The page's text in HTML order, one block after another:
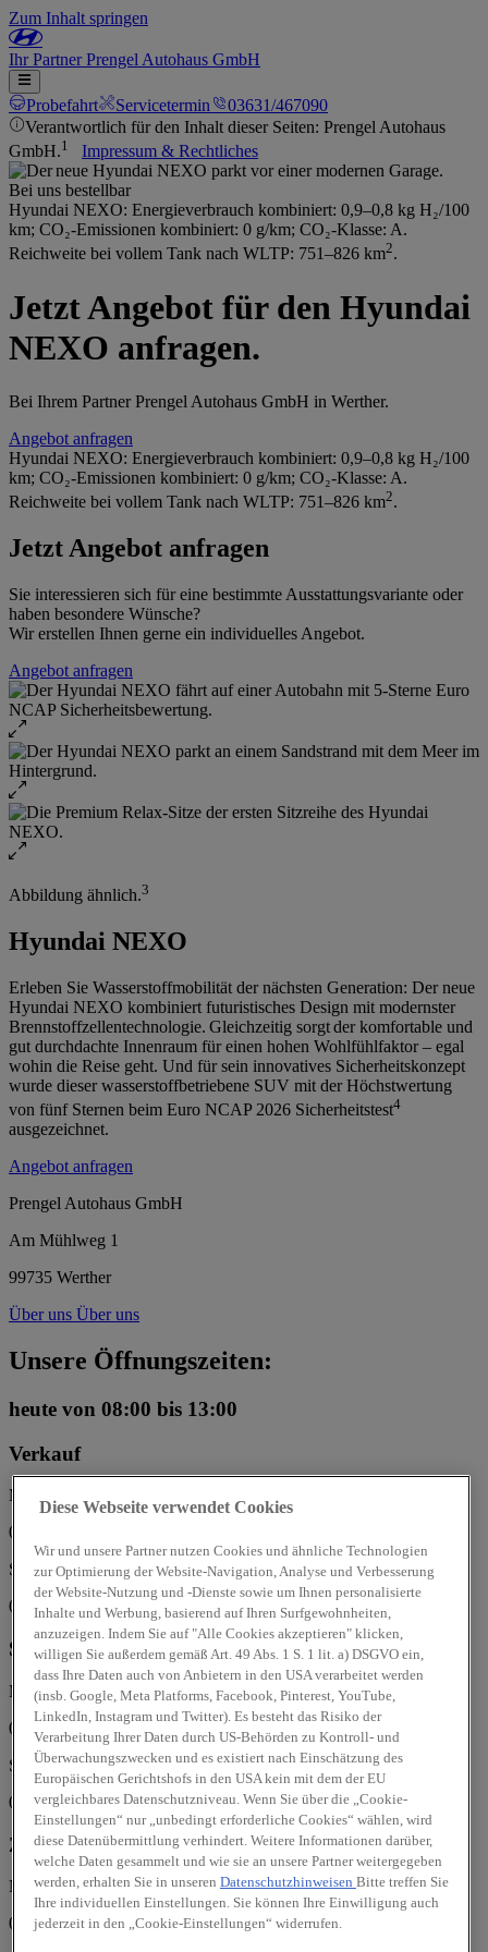
Zum Inhalt springen
IhrPartnerPrengel Autohaus GmbH
Probefahrt Servicetermin
03631/467090
Verantwortlich für den Inhalt dieser Seiten: Prengel Autohaus
GmbH.1 Impressum & Rechtliches
Bei uns bestellbar
Hyundai NEXO: Energieverbrauch kombiniert: 0,9–0,8 kg H₂/100
km; CO₂-Emissionen kombiniert: 0 g/km; CO₂-Klasse: A.
Reichweite bei vollem Tank nach WLTP: 751–826 km2.
Jetzt Angebot für den Hyundai
NEXO anfragen.
Bei Ihrem Partner Prengel Autohaus GmbH in Werther.
Angebot anfragen
Hyundai NEXO: Energieverbrauch kombiniert: 0,9–0,8 kg H₂/100
km; CO₂-Emissionen kombiniert: 0 g/km; CO₂-Klasse: A.
Reichweite bei vollem Tank nach WLTP: 751–826 km2.
Jetzt Angebot anfragen
Sie interessieren sich für eine bestimmte Ausstattungsvariante oder
haben besondere Wünsche?
Wir erstellen Ihnen gerne ein individuelles Angebot.
Angebot anfragen
Abbildung ähnlich.3
Hyundai NEXO
Erleben Sie Wasserstoffmobilität der nächsten Generation: Der neue
Hyundai NEXO kombiniert futuristisches Design mit modernster
Brennstoffzellentechnologie. Gleichzeitig sorgt der komfortable und
gut durchdachte Innenraum für einen hohen Wohlfühlfaktor – egal
wohin die Reise geht. Und für sein innovatives Sicherheitskonzept
wurde dieser wasserstoffbetriebene SUV mit der Höchstwertung
von fünf Sternen beim Euro NCAP 2026 Sicherheitstest4
ausgezeichnet.
Angebot anfragen
Prengel Autohaus GmbH
Am Mühlweg 1
99735 Werther
Über uns Über uns
Unsere Öffnungszeiten:
heute von 08:00 bis 13:00
Verkauf
Mo, Di, Mi, Do, Fr:
08:00 - 18:00 Uhr
Sa:
09:00 - 13:00 Uhr
Service
Mo, Di, Mi, Do, Fr:
07:00 - 18:00 Uhr
Sa:
08:00 - 12:00 Uhr
Zubehör/Teile
Mo, Di, Mi, Do, Fr:
07:00 - 16:30 Uhr
Diese Webseite verwendet Cookies
Wir und unsere Partner nutzen Cookies und ähnliche Technologien
zur Optimierung der Website-Navigation, Analyse und Verbesserung
der Website-Nutzung und -Dienste sowie um Ihnen personalisierte
Inhalte und Werbung, basierend auf Ihren Surfgewohnheiten,
anzuzeigen. Indem Sie auf "Alle Cookies akzeptieren" klicken,
willigen Sie außerdem gemäß Art. 49 Abs. 1 S. 1 lit. a) DSGVO ein,
dass Ihre Daten auch von Anbietern in den USA verarbeitet werden
(insb. Google, Meta Platforms, Facebook, Pinterest, YouTube,
LinkedIn, Instagram und Twitter). Es besteht das Risiko der
Verarbeitung Ihrer Daten durch US-Behörden zu Kontroll- und
Überwachungszwecken und es existiert nach Einschätzung des
Europäischen Gerichtshofs in den USA kein mit dem der EU
vergleichbares Datenschutzniveau. Wenn Sie über die „Cookie-
Einstellungen“ nur „unbedingt erforderliche Cookies“ wählen, wird
diese Datenübermittlung verhindert. Weitere Informationen darüber,
welche Daten gesammelt und wie sie an unsere Partner weitergegeben
werden, erhalten Sie in unseren Datenschutzhinweisen Bitte treffen Sie
Ihre individuellen Einstellungen. Sie können Ihre Einwilligung auch
jederzeit in den „Cookie-Einstellungen“ widerrufen.